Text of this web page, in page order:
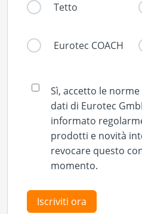
Tetto
Eurotec COACH
Sì, accetto le
dati di Eurotec
informato
prodotti e novità
revocare questo
momento.